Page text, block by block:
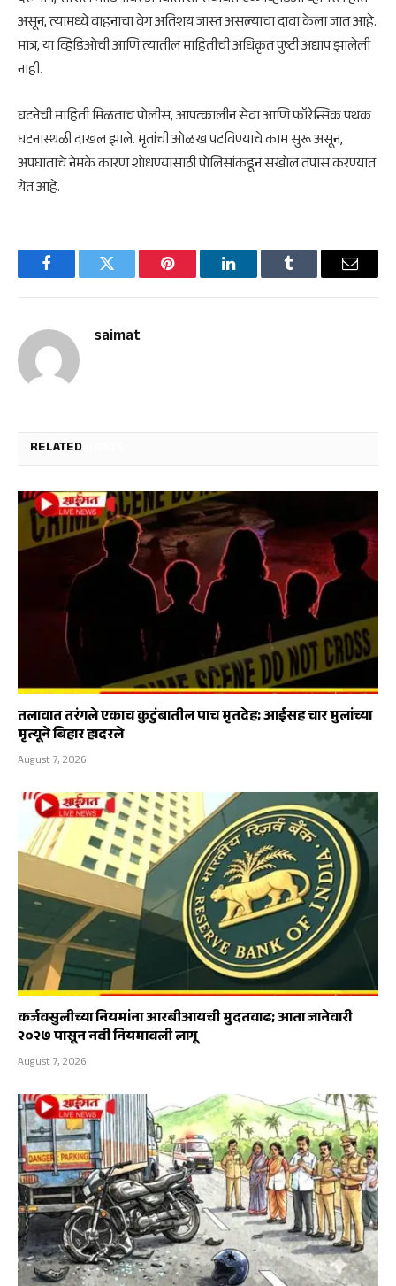
असून, त्यामध्ये वाहनाचा वेग अतिशय जास्त असल्याचा दावा केला जात आहे.
मात्र, या व्हिडिओची आणि त्यातील माहितीची अधिकृत पुष्टी अद्याप झालेली
नाही.
घटनेची माहिती मिळताच पोलीस, आपत्कालीन सेवा आणि फॉरेन्सिक पथक
घटनास्थळी दाखल झाले. मृतांची ओळख पटविण्याचे काम सुरू असून,
अपघाताचे नेमके कारण शोधण्यासाठी पोलिसांकडून सखोल तपास करण्यात
येत आहे.
FacebookTwitter Pinterest LinkedInTumblr Email
saimat
RELATED
तलावात तरंगले एकाच कुटुंबातील पाच मृतदेह; आईसह चार मुलांच्या
मृत्यूने बिहार हादरले
August 7, 2026
कर्जवसुलीच्या नियमांना आरबीआयची मुदतवाढ; आता जानेवारी
२०२७ पासून नवी नियमावली लागू
August 7, 2026